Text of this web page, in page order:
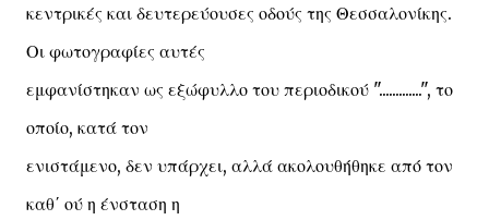
κεντρικές και δευτερεύουσες οδούς της Θεσσαλονίκης.
Οι φωτογραφίες αυτές
εμφανίστηκαν ως εξώφυλλο του περιοδικού ".............", το
οποίο, κατά τον
ενιστάμενο, δεν υπάρχει, αλλά ακολουθήθηκε από τον
καθ΄ ού η ένσταση η